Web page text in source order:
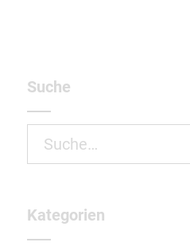
Suche
Search
for:
Kategorien